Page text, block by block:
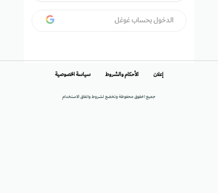
الدخول بحساب غوغل
جميع الحقوق محفوظة وتخضع لشروط واتفاق الاستخدام
إعلان الأحكام والشروط سياسة الخصوصية